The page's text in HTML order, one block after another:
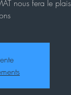
nous fera le